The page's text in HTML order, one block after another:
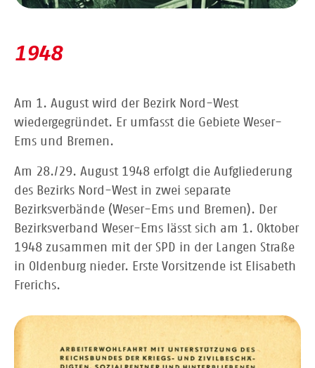
1948
Am 1. August wird der Bezirk Nord-West
wiedergegründet. Er umfasst die Gebiete Weser-
Ems und Bremen.
Am 28./29. August 1948 erfolgt die Aufgliederung
des Bezirks Nord-West in zwei separate
Bezirksverbände (Weser-Ems und Bremen). Der
Bezirksverband Weser-Ems lässt sich am 1. Oktober
1948 zusammen mit der SPD in der Langen Straße
in Oldenburg nieder. Erste Vorsitzende ist Elisabeth
Frerichs.